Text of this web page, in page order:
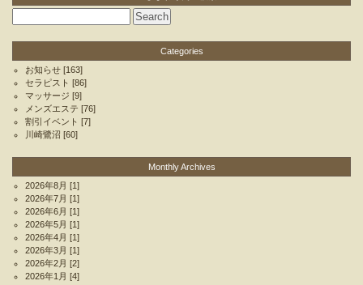
Categories
お知らせ [163]
セラピスト [86]
マッサージ [9]
メンズエステ [76]
割引イベント [7]
川崎鷺沼 [60]
Monthly Archives
2026年8月 [1]
2026年7月 [1]
2026年6月 [1]
2026年5月 [1]
2026年4月 [1]
2026年3月 [1]
2026年2月 [2]
2026年1月 [4]